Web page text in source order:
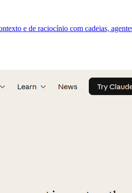
e de raciocínio com cadeias,